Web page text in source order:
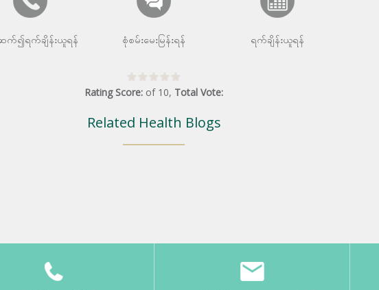
က်၍ရက်ချိန်းယူရန် စုံစမ်းမေးမြန်းရန် ရက်ချိန်းယူရန်
Rating Score: of 10, Total Vote:
Related Health Blogs